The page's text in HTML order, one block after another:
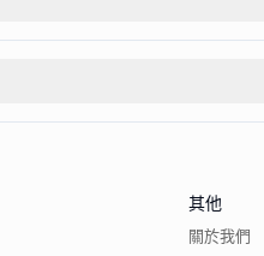
其他
關於我們